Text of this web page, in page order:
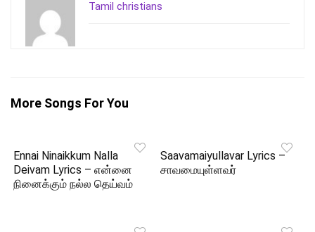
Tamil christians
More Songs For You
Ennai Ninaikkum Nalla
Deivam Lyrics – என்னை
நினைக்கும் நல்ல தெய்வம்
Saavamaiyullavar Lyrics –
சாவமையுள்ளவர்